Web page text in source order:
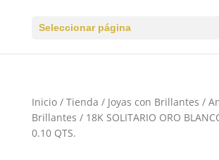
Seleccionar página
Inicio/ Tienda / Joyas con Brillantes /
Brillantes / 18K SOLITARIO ORO
0.10 QTS.